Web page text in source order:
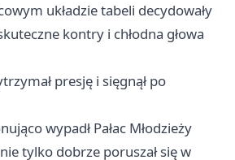
układzie tabeli decydowały
kontry i chłodna głowa
presję i sięgnął po
wypadł Pałac Młodzieży
tylko dobrze poruszał się w